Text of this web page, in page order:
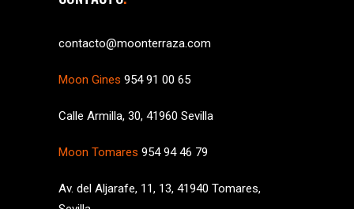
contacto@moonterraza.com
Moon Gines 954 91 00 65
Calle Armilla, 30, 41960 Sevilla
Moon Tomares 954 94 46 79
Av. del Aljarafe, 11, 13, 41940 Tomares,